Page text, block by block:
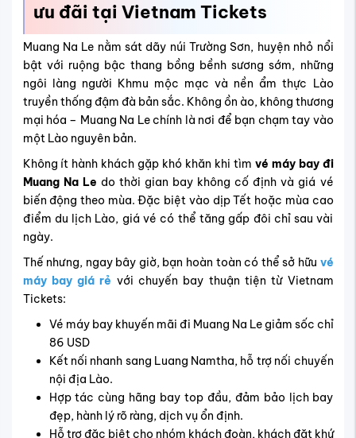
ưu đãi tại Vietnam Tickets
Muang Na Le nằm sát dãy núi Trường Sơn, huyện nhỏ nổi
bật với ruộng bậc thang bồng bềnh sương sớm, những
ngôi làng người Khmu mộc mạc và nền ẩm thực Lào
truyền thống đậm đà bản sắc. Không ồn ào, không thương
mại hóa – Muang Na Le chính là nơi để bạn chạm tay vào
một Lào nguyên bản.
Không ít hành khách gặp khó khăn khi tìm vé máy bay đi
Muang Na Le do thời gian bay không cố định và giá vé
biến động theo mùa. Đặc biệt vào dịp Tết hoặc mùa cao
điểm du lịch Lào, giá vé có thể tăng gấp đôi chỉ sau vài
ngày.
Thế nhưng, ngay bây giờ, bạn hoàn toàn có thể sở hữu vé
máy bay giá rẻ với chuyến bay thuận tiện từ Vietnam
Tickets:
Vé máy bay khuyến mãi đi Muang Na Le giảm sốc chỉ
86 USD
Kết nối nhanh sang Luang Namtha, hỗ trợ nối chuyến
nội địa Lào.
Hợp tác cùng hãng bay top đầu, đảm bảo lịch bay
đẹp, hành lý rõ ràng, dịch vụ ổn định.
Hỗ trợ đặc biệt cho nhóm khách đoàn, khách đặt khứ